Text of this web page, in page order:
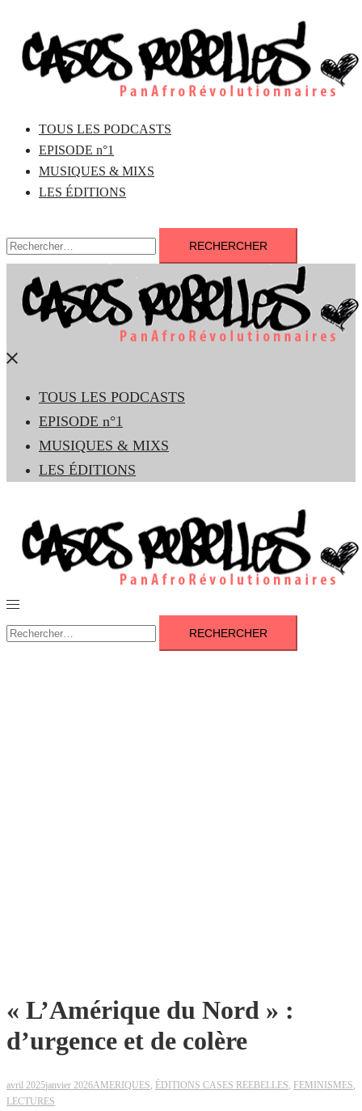
contenu
TOUS LES PODCASTS
EPISODE n°1
MUSIQUES & MIXS
LES ÉDITIONS
Rechercher :
Fermer
menu
TOUS LES PODCASTS
EPISODE n°1
MUSIQUES & MIXS
LES ÉDITIONS
Ouvrir/fermer
le
menu
Rechercher :
« L’Amérique du Nord » :
d’urgence et de colère
avril 2025janvier 2026AMERIQUES, ÉDITIONS CASES REEBELLES, FEMINISMES,
LECTURES